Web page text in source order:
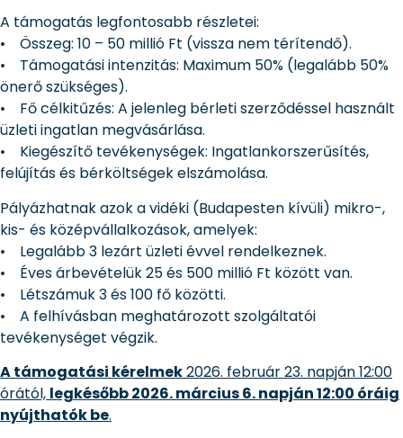
A támogatás legfontosabb részletei:
• Összeg: 10 – 50 millió Ft (vissza nem térítendő).
• Támogatási intenzitás: Maximum 50% (legalább 50%
önerő szükséges).
• Fő célkitűzés: A jelenleg bérleti szerződéssel használt
üzleti ingatlan megvásárlása.
• Kiegészítő tevékenységek: Ingatlankorszerűsítés,
felújítás és bérköltségek elszámolása.
Pályázhatnak azok a vidéki (Budapesten kívüli) mikro-,
kis- és középvállalkozások, amelyek:
• Legalább 3 lezárt üzleti évvel rendelkeznek.
• Éves árbevételük 25 és 500 millió Ft között van.
• Létszámuk 3 és 100 fő közötti.
• A felhívásban meghatározott szolgáltatói
tevékenységet végzik.
A támogatási kérelmek2026. február 23. napján 12:00
órától, legkésőbb 2026. március 6. napján 12:00 óráig
nyújthatók be.